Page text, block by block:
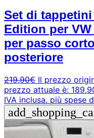
Set di
Edition per VW
per passo
posteriore
219,90€ Il prezzo
prezzo attuale è:
IVA inclusa. più spese